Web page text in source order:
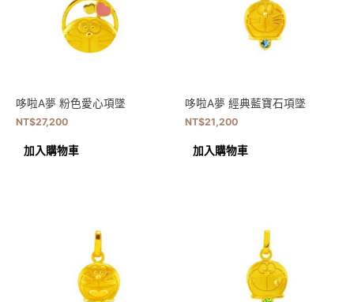
哆啦A夢 粉色愛心項墜
NT$27,200
加入購物車
哆啦A夢 經典藍寶石項墜
NT$21,200
加入購物車